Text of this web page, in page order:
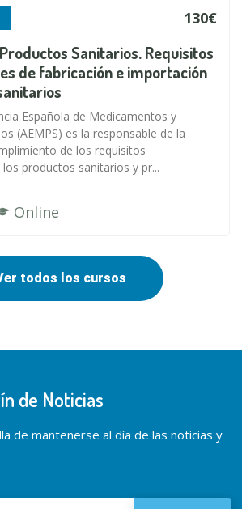
130€
Sanitarios. Requisitos
de fabricación e importación
Española de Medicamentos y
(AEMPS) es la responsable de la
de los requisitos
productos sanitarios y pr...
Online
todos los cursos
de Noticias
de mantenerse al día de las noticias y